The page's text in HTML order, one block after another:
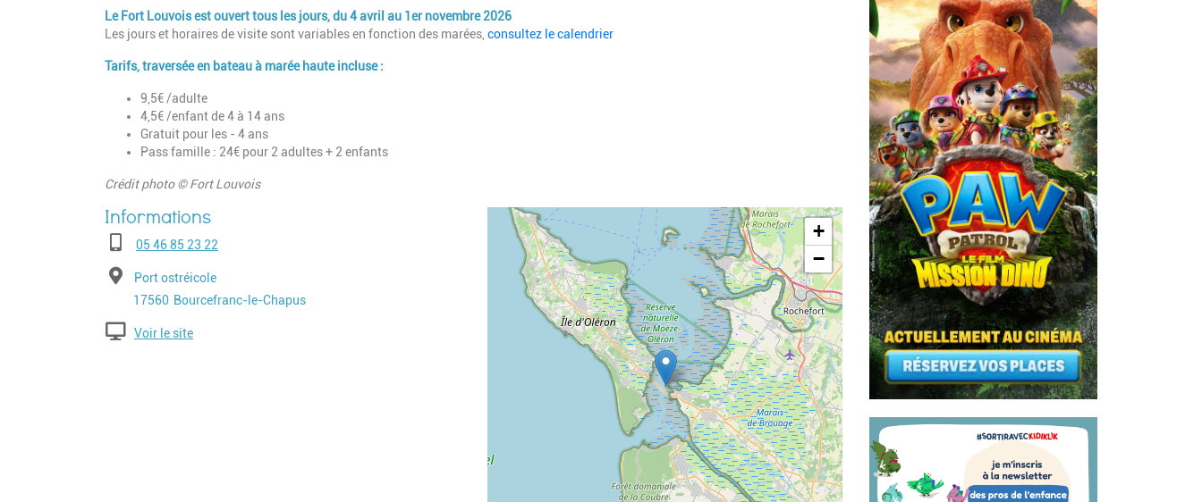
Le Fort Louvois est ouvert tous les jours,du 4 avril au 1er novembre 2026
Les jours et horaires de visite sont variables en fonction des marées, consultez le calendrier
Tarifs, traversée en bateau à marée haute incluse :
9,5€ /adulte
4,5€ /enfant de 4 à 14 ans
Gratuit pour les - 4 ans
Pass famille : 24€ pour 2 adultes + 2 enfants
Crédit photo © Fort Louvois
Téléphone05 46 85 23 22
AdressePort ostréicole
Code postal
17560 Ville
Bourcefranc-le-Chapus
Voir le site
Geolocalisation
+
−